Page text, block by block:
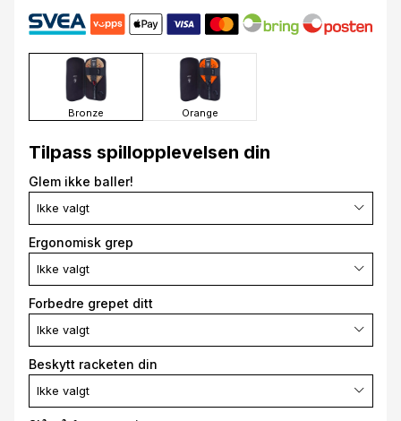
Bronze Orange
Tilpass spillopplevelsen din
Glem ikke baller!
Ikke valgt
Ergonomisk grep
Ikke valgt
Forbedre grepet ditt
Ikke valgt
Beskytt racketen din
Ikke valgt